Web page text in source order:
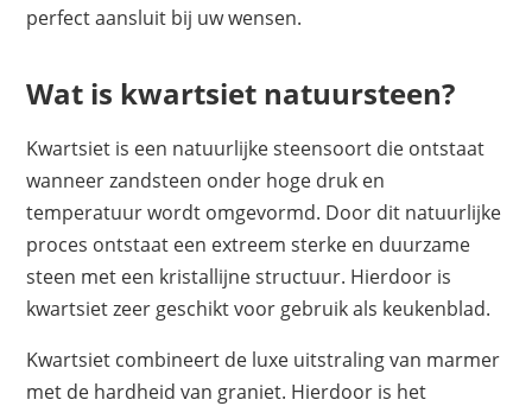
perfect aansluit bij uw wensen.
Wat is kwartsiet natuursteen?
Kwartsiet is een natuurlijke steensoort die ontstaat
wanneer zandsteen onder hoge druk en
temperatuur wordt omgevormd. Door dit natuurlijke
proces ontstaat een extreem sterke en duurzame
steen met een kristallijne structuur. Hierdoor is
kwartsiet zeer geschikt voor gebruik als keukenblad.
Kwartsiet combineert de luxe uitstraling van marmer
met de hardheid van graniet. Hierdoor is het